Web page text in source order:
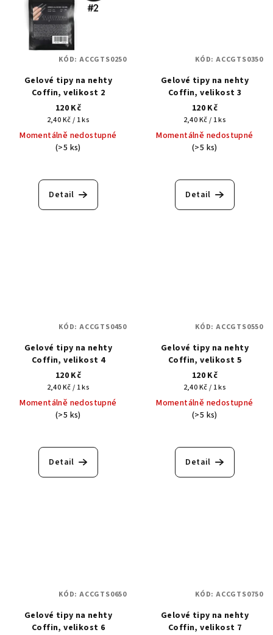
Gelové tipy na nehty
Coffin, velikost 2
120 Kč
Měrná
cena:
2,40 Kč / 1 ks
Momentálně nedostupné
(>5 ks)
Detail
KÓD: ACCGTS0250
Gelové tipy na nehty
Coffin, velikost 3
120 Kč
Měrná
cena:
2,40 Kč / 1 ks
Momentálně nedostupné
(>5 ks)
Detail
KÓD: ACCGTS0350
Gelové tipy na nehty
Coffin, velikost 4
120 Kč
Měrná
cena:
2,40 Kč / 1 ks
Momentálně nedostupné
(>5 ks)
Detail
KÓD: ACCGTS0450
Gelové tipy na nehty
Coffin, velikost 5
120 Kč
Měrná
cena:
2,40 Kč / 1 ks
Momentálně nedostupné
(>5 ks)
Detail
KÓD: ACCGTS0550
Gelové tipy na nehty
Coffin, velikost 6
KÓD: ACCGTS0650
Gelové tipy na nehty
Coffin, velikost 7
KÓD: ACCGTS0750